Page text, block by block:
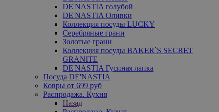
DE'NASTIA голубой
DE'NASTIA Оливки
Коллекция посуды LUCKY
Серебряные грани
Золотые грани
Коллекция посуды BAKER`S SECRET
GRANITE
DE'NASTIA Гусиная лапка
Посуда DE'NASTIA
Ковры от 699 руб
Распродажа. Кухня
Назад